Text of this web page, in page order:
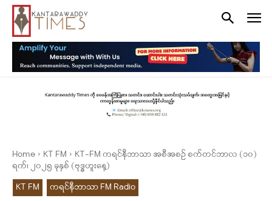
Home KT FM
KT-FM ကရင်နီဘာသာ အစီအစဉ် စက်တင်ဘာလ (၁၀)
ရက်၊ ၂၀၂၅ ခုနှစ် (ဗုဒ္ဓဟူးနေ့)
KT FM
ကရင်နီဘာသာ FM Radio